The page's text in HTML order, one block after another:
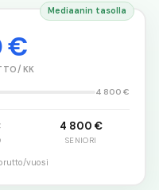
Mediaanin tasolla
€
KK
4 800 €
4 800 €
SENIORI
vuosi